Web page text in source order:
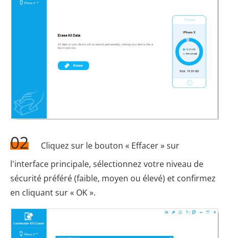
02
Cliquez sur le bouton « Effacer » sur
l'interface principale, sélectionnez votre niveau de
sécurité préféré (faible, moyen ou élevé) et confirmez
en cliquant sur « OK ».